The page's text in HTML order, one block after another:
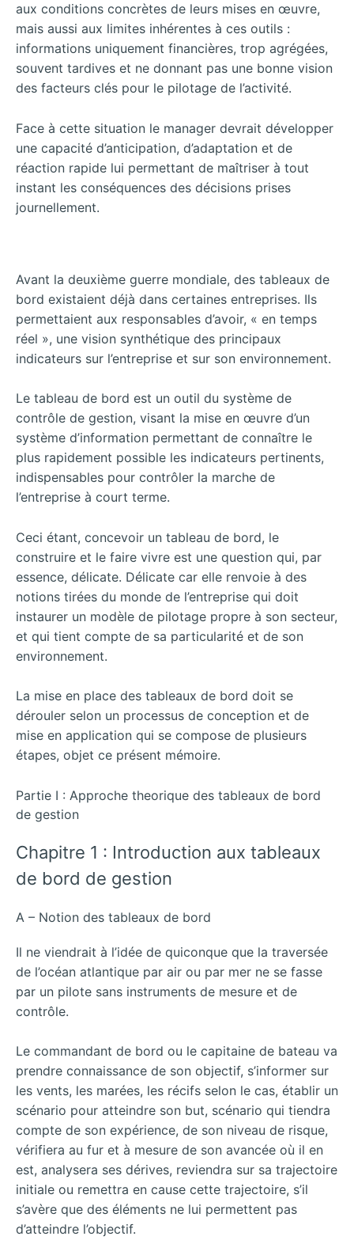
aux conditions concrètes de leurs mises en œuvre,
mais aussi aux limites inhérentes à ces outils :
informations uniquement financières, trop agrégées,
souvent tardives et ne donnant pas une bonne vision
des facteurs clés pour le pilotage de l’activité.
Face à cette situation le manager devrait développer
une capacité d’anticipation, d’adaptation et de
réaction rapide lui permettant de maîtriser à tout
instant les conséquences des décisions prises
journellement.
Avant la deuxième guerre mondiale, des tableaux de
bord existaient déjà dans certaines entreprises. Ils
permettaient aux responsables d’avoir, « en temps
réel », une vision synthétique des principaux
indicateurs sur l’entreprise et sur son environnement.
Le tableau de bord est un outil du système de
contrôle de gestion, visant la mise en œuvre d’un
système d’information permettant de connaître le
plus rapidement possible les indicateurs pertinents,
indispensables pour contrôler la marche de
l’entreprise à court terme.
Ceci étant, concevoir un tableau de bord, le
construire et le faire vivre est une question qui, par
essence, délicate. Délicate car elle renvoie à des
notions tirées du monde de l’entreprise qui doit
instaurer un modèle de pilotage propre à son secteur,
et qui tient compte de sa particularité et de son
environnement.
La mise en place des tableaux de bord doit se
dérouler selon un processus de conception et de
mise en application qui se compose de plusieurs
étapes, objet ce présent mémoire.
Partie I : Approche theorique des tableaux de bord
de gestion
Chapitre 1 : Introduction aux tableaux
de bord de gestion
A – Notion des tableaux de bord
Il ne viendrait à l’idée de quiconque que la traversée
de l’océan atlantique par air ou par mer ne se fasse
par un pilote sans instruments de mesure et de
contrôle.
Le commandant de bord ou le capitaine de bateau va
prendre connaissance de son objectif, s’informer sur
les vents, les marées, les récifs selon le cas, établir un
scénario pour atteindre son but, scénario qui tiendra
compte de son expérience, de son niveau de risque,
vérifiera au fur et à mesure de son avancée où il en
est, analysera ses dérives, reviendra sur sa trajectoire
initiale ou remettra en cause cette trajectoire, s’il
s’avère que des éléments ne lui permettent pas
d’atteindre l’objectif.